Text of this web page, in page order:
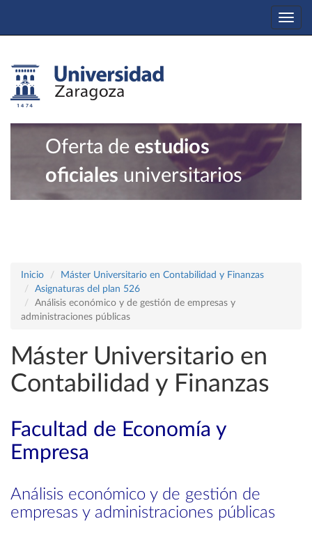
Oferta de estudios
oficiales universitarios
Inicio
Máster Universitario en Contabilidad y Finanzas
Asignaturas del plan 526
Análisis económico y de gestión de empresas y
administraciones públicas
Máster Universitario en
Contabilidad y Finanzas
Facultad de Economía y
Empresa
Análisis económico y de gestión de
empresas y administraciones públicas